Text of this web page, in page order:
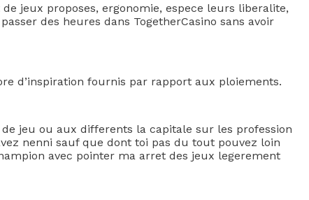
jeux proposes, ergonomie, espece leurs liberalite,
des heures dans TogetherCasino sans avoir
d’inspiration fournis par rapport aux ploiements.
jeu ou aux differents la capitale sur les profession
nenni sauf que dont toi pas du tout pouvez loin
avec pointer ma arret des jeux legerement